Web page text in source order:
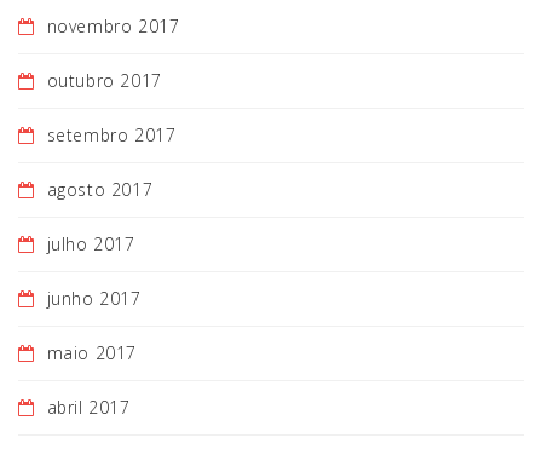
novembro 2017
outubro 2017
setembro 2017
agosto 2017
julho 2017
junho 2017
maio 2017
abril 2017